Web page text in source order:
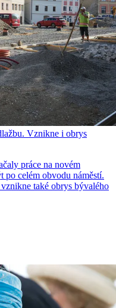
Vznikne i obrys
práce na novém
celém obvodu náměstí.
také obrys bývalého